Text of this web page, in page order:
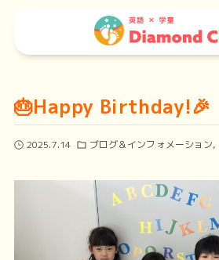
🎂Happy Birthday!🎉
2025.7.14 ブログ＆インフォメーション